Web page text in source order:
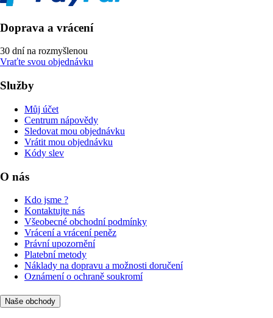
Doprava a vrácení
30 dní na rozmyšlenou
Vraťte svou objednávku
Služby
Můj účet
Centrum nápovědy
Sledovat mou objednávku
Vrátit mou objednávku
Kódy slev
O nás
Kdo jsme ?
Kontaktujte nás
Všeobecné obchodní podmínky
Vrácení a vrácení peněz
Právní upozornění
Platební metody
Náklady na dopravu a možnosti doručení
Oznámení o ochraně soukromí
Naše obchody